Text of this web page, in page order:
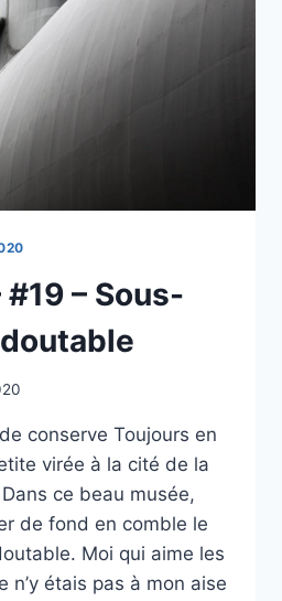
– Sous-
conserve Toujours en
virée à la cité de la
ce beau musée,
de fond en comble le
Moi qui aime les
n’y étais pas à mon aise